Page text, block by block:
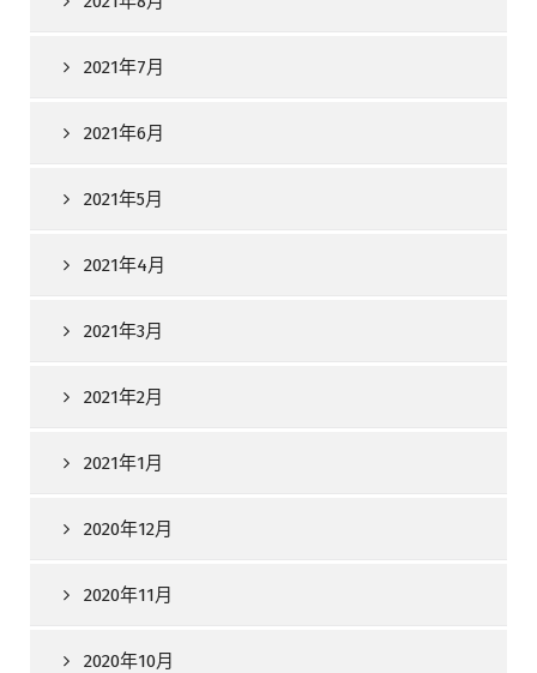
2021年7月
2021年6月
2021年5月
2021年4月
2021年3月
2021年2月
2021年1月
2020年12月
2020年11月
2020年10月